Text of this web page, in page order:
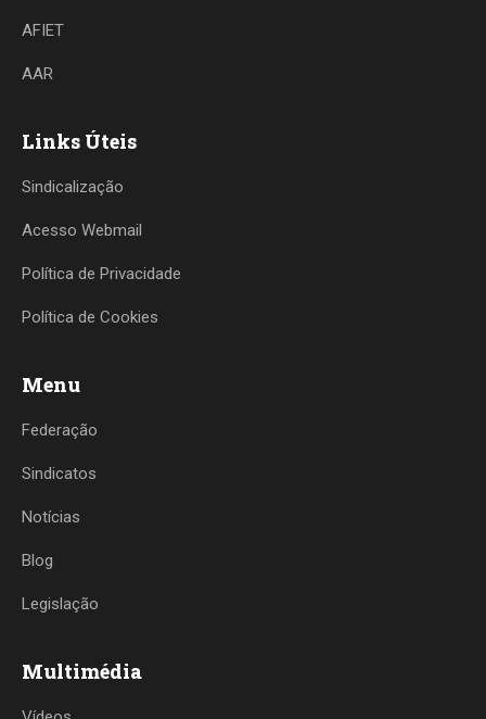
AFIET
AAR
Links Úteis
Sindicalização
Acesso Webmail
Política de Privacidade
Política de Cookies
Menu
Federação
Sindicatos
Notícias
Blog
Legislação
Multimédia